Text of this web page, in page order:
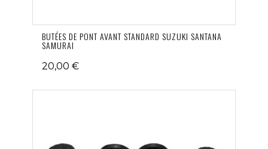
BUTÉES DE PONT AVANT STANDARD SUZUKI SANTANA
SAMURAI
20,00 €